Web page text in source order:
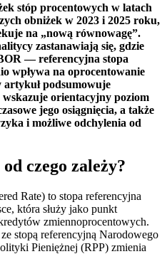
stóp procentowych w latach
obniżek w 2023 i 2025 roku,
na „nową równowagę”.
zastanawiają się, gdzie
— referencyjna stopa
wpływa na oprocentowanie
artykuł podsumowuje
wskazuje orientacyjny poziom
jego osiągnięcia, a także
i możliwe odchylenia od
czego zależy?
Rate) to stopa referencyjna
która służy jako punkt
zmiennoprocentowych.
stopą referencyjną Narodowego
Pieniężnej (RPP) zmienia